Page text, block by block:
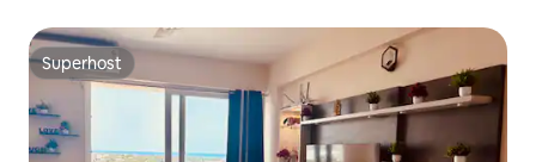
Superhost
Superhost